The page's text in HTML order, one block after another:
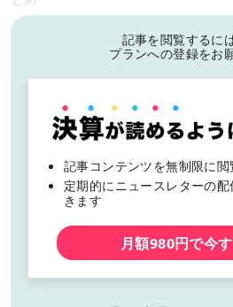
記事を閲覧するに
プランへの登録をお
記事コンテンツを無制限に
定期的にニュースレターの
きます
月額980円で今